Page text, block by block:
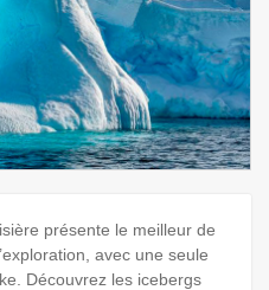
présente le meilleur de
avec une seule
Découvrez les icebergs